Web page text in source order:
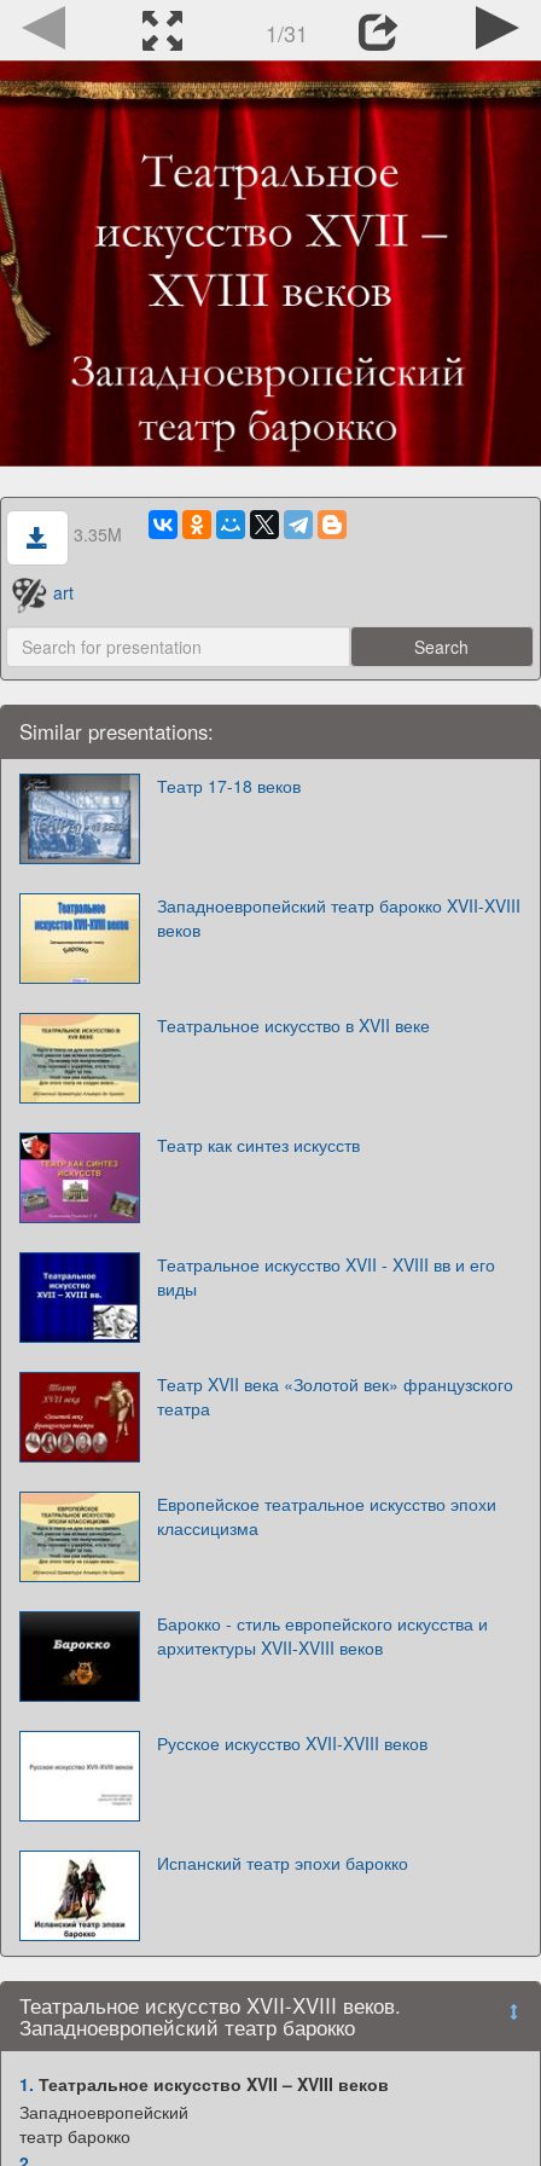
1/31
3.35M
art
Similar presentations:
Театр 17-18 веков
Западноевропейский театр барокко XVII-XVIII
веков
Театральное искусство в XVII веке
Театр как синтез искусств
Театральное искусство XVII - XVIII вв и его
виды
Театр XVII века «Золотой век» французского
театра
Европейское театральное искусство эпохи
классицизма
Барокко - стиль европейского искусства и
архитектуры XVII-XVIII веков
Русское искусство XVII-XVIII веков
Испанский театр эпохи барокко
Театральное искусство XVII-XVIII веков.
Западноевропейский театр барокко
1. Театральное искусство XVII – XVIII веков
Западноевропейский
театр барокко